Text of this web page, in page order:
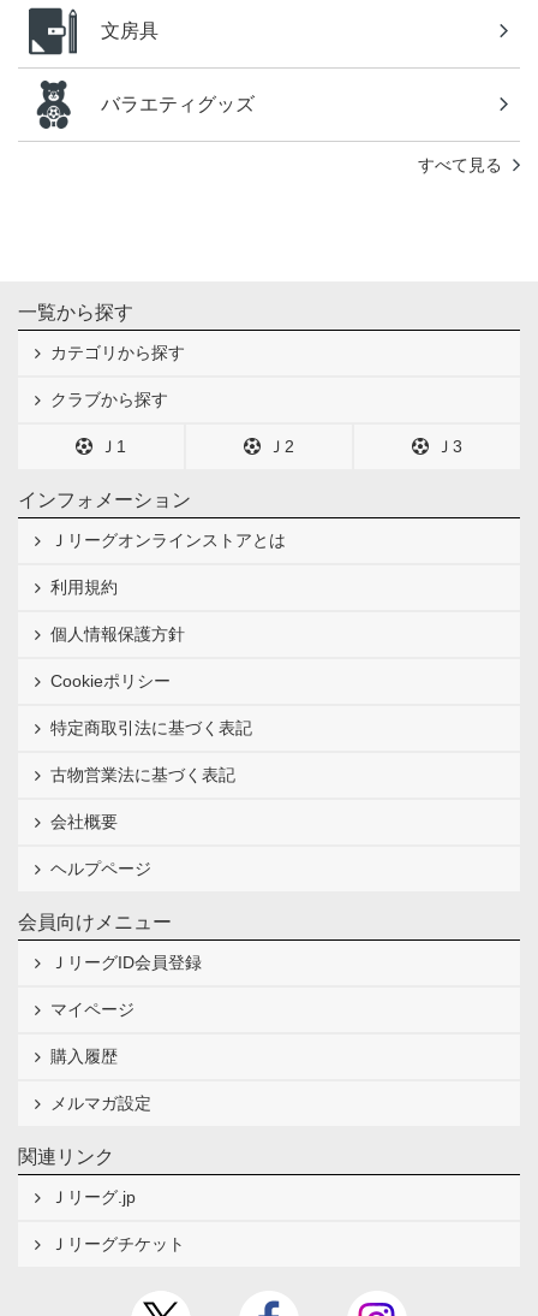
文房具
バラエティグッズ
すべて見る
一覧から探す
カテゴリから探す
クラブから探す
Ｊ1 Ｊ2 Ｊ3
インフォメーション
Ｊリーグオンラインストアとは
利用規約
個人情報保護方針
Cookieポリシー
特定商取引法に基づく表記
古物営業法に基づく表記
会社概要
ヘルプページ
会員向けメニュー
ＪリーグID会員登録
マイページ
購入履歴
メルマガ設定
関連リンク
Ｊリーグ.jp
Ｊリーグチケット